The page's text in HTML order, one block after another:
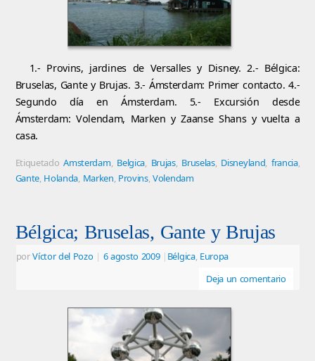
1.- Provins, jardines de Versalles y Disney. 2.- Bélgica:
Bruselas, Gante y Brujas. 3.- Ámsterdam: Primer contacto. 4.-
Segundo día en Ámsterdam. 5.- Excursión desde
Ámsterdam: Volendam, Marken y Zaanse Shans y vuelta a
casa.
EtiquetadoAmsterdam, Belgica, Brujas, Bruselas, Disneyland, francia,
Gante, Holanda, Marken, Provins,Volendam
Bélgica; Bruselas, Gante y Brujas
porVíctor del Pozo | 6 agosto 2009 | Bélgica, Europa
Deja un comentario